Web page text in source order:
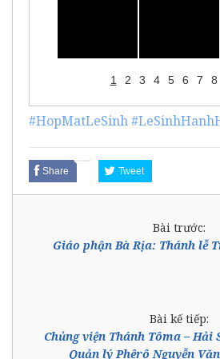
1 2 3 4 5 6 7 8
#HopMatLeSinh
Share Tweet
Bài trước:
Giáo phận Bà Rịa: Thánh lễ
Bài kế tiếp:
Chủng viện Thánh Tôma – Hải
Quản lý Phêrô Nguyễn